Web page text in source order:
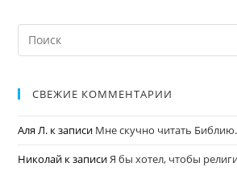
СВЕЖИЕ КОММЕНТАРИИ
Аля Л. к записи Мне скучно читать
Николай к записиЯ бы хотел, чтобы